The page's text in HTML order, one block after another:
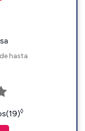
hasta
◊